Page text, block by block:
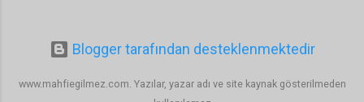
Restoranın elektrik, doğalgaz gibi tüketimi düşer.
çalışanlarının yarısını işten çıkarır. İşsiz kalan 25
Blogger tarafından desteklenmektedir
www.mahfiegilmez.com. Yazılar, yazar adı ve site kaynak gösterilmeden